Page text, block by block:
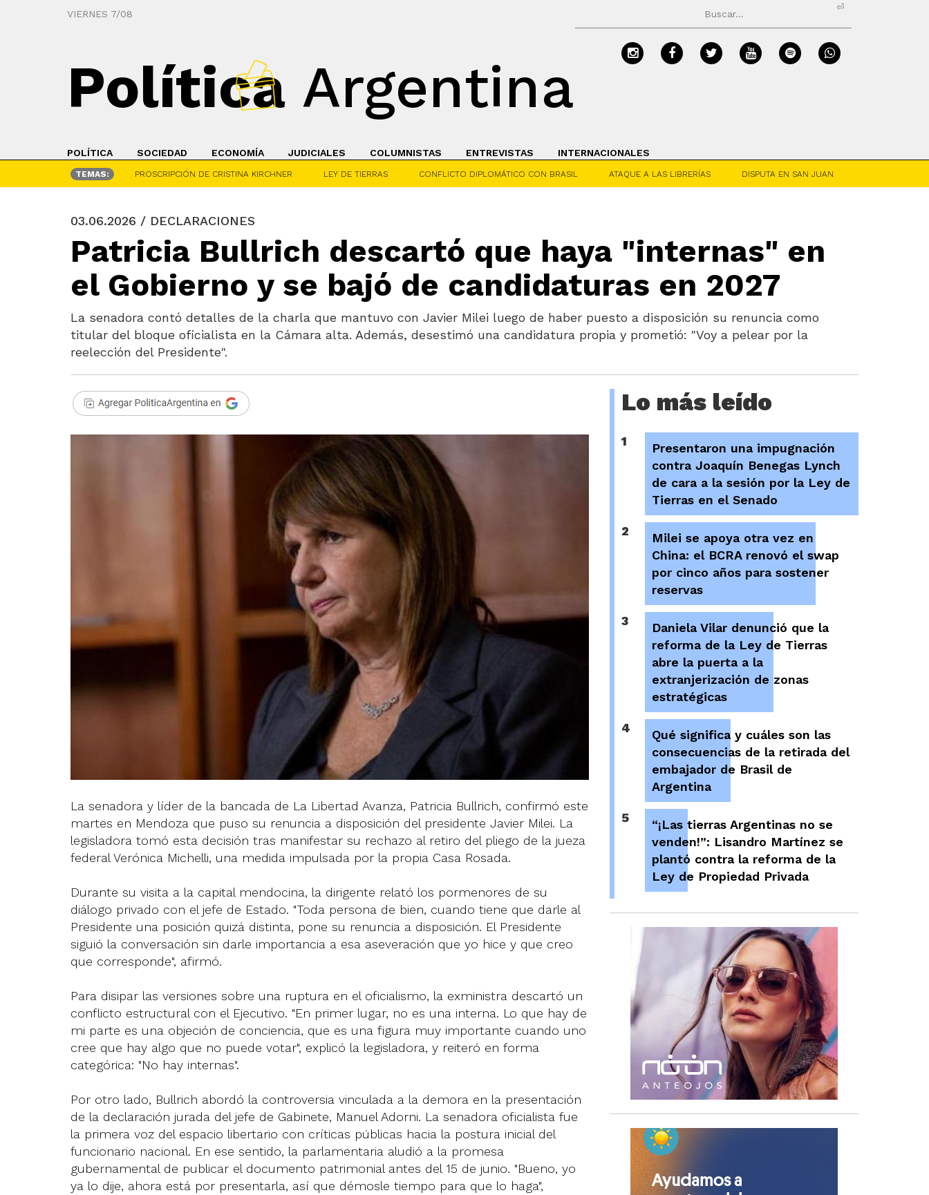
VIERNES 7/08
⏎
Política Argentina
POLÍTICA SOCIEDAD ECONOMÍA JUDICIALES COLUMNISTAS ENTREVISTAS INTERNACIONALES
TEMAS: PROSCRIPCIÓN DE CRISTINA KIRCHNER LEY DE TIERRAS CONFLICTO DIPLOMÁTICO CON BRASIL ATAQUE A LAS LIBRERÍAS DISPUTA EN SAN JUAN
03.06.2026 / DECLARACIONES
Patricia Bullrich descartó que haya "internas" en
el Gobierno y se bajó de candidaturas en 2027
La senadora contó detalles de la charla que mantuvo con Javier Milei luego de haber puesto a disposición su renuncia como
titular del bloque oficialista en la Cámara alta. Además, desestimó una candidatura propia y prometió: "Voy a pelear por la
reelección del Presidente".
La senadora y líder de la bancada de La Libertad Avanza, Patricia Bullrich, confirmó este
martes en Mendoza que puso su renuncia a disposición del presidente Javier Milei. La
legisladora tomó esta decisión tras manifestar su rechazo al retiro del pliego de la jueza
federal Verónica Michelli, una medida impulsada por la propia Casa Rosada.
Durante su visita a la capital mendocina, la dirigente relató los pormenores de su
diálogo privado con el jefe de Estado. "Toda persona de bien, cuando tiene que darle al
Presidente una posición quizá distinta, pone su renuncia a disposición. El Presidente
siguió la conversación sin darle importancia a esa aseveración que yo hice y que creo
que corresponde", afirmó.
Para disipar las versiones sobre una ruptura en el oficialismo, la exministra descartó un
conflicto estructural con el Ejecutivo. "En primer lugar, no es una interna. Lo que hay de
mi parte es una objeción de conciencia, que es una figura muy importante cuando uno
cree que hay algo que no puede votar", explicó la legisladora, y reiteró en forma
categórica: "No hay internas".
Por otro lado, Bullrich abordó la controversia vinculada a la demora en la presentación
de la declaración jurada del jefe de Gabinete, Manuel Adorni. La senadora oficialista fue
la primera voz del espacio libertario con críticas públicas hacia la postura inicial del
funcionario nacional. En ese sentido, la parlamentaria aludió a la promesa
gubernamental de publicar el documento patrimonial antes del 15 de junio. "Bueno, yo
ya lo dije, ahora está por presentarla, así que démosle tiempo para que lo haga",
Lo más leído
1
Presentaron una impugnación
contra Joaquín Benegas Lynch
de cara a la sesión por la Ley de
Tierras en el Senado
2
Milei se apoya otra vez en
China: el BCRA renovó el swap
por cinco años para sostener
reservas
3
Daniela Vilar denunció que la
reforma de la Ley de Tierras
abre la puerta a la
extranjerización de zonas
estratégicas
4
Qué significa y cuáles son las
consecuencias de la retirada del
embajador de Brasil de
Argentina
5
“¡Las tierras Argentinas no se
venden!”: Lisandro Martínez se
plantó contra la reforma de la
Ley de Propiedad Privada